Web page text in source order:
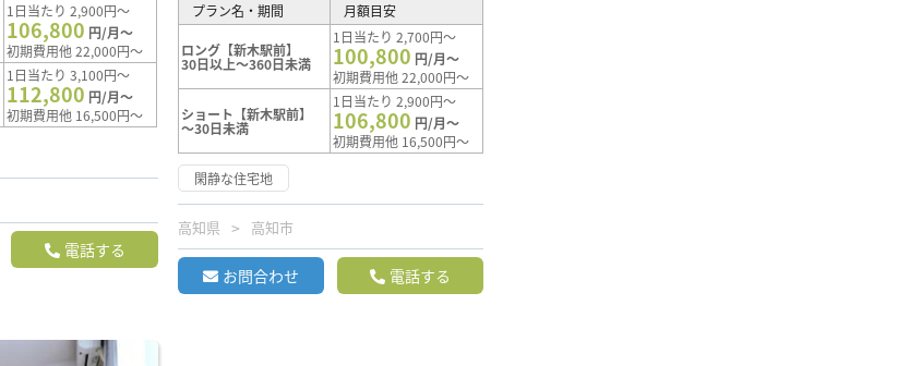
1日当たり 2,900円～
106,800 円/月～
初期費用他 22,000円～
1日当たり 3,100円～
112,800 円/月～
初期費用他 16,500円～
電話する
プラン名・期間 月額目安
ロング【新木駅前】
30日以上～360日未満
1日当たり 2,700円～
100,800 円/月～
初期費用他 22,000円～
ショート【新木駅前】
～30日未満
1日当たり 2,900円～
106,800 円/月～
初期費用他 16,500円～
閑静な住宅地
高知県 高知市
お問合わせ 電話する